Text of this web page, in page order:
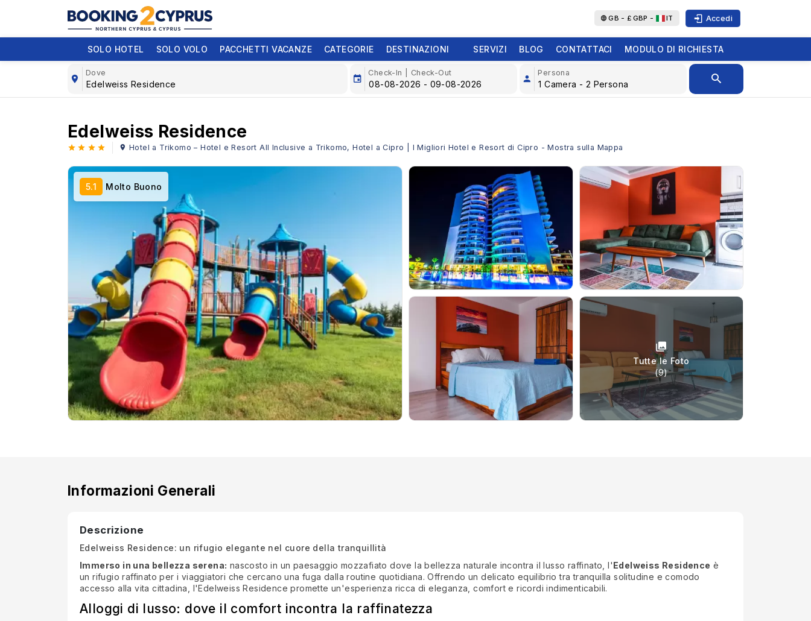
GB - £ GBP - IT Accedi
SOLO HOTEL SOLO VOLO PACCHETTI VACANZE CATEGORIE DESTINAZIONI SERVIZI BLOG CONTATTACI MODULO DI RICHIESTA
Dove Check-In | Check-Out Persona
Edelweiss Residence
Hotel a Trikomo – Hotel e Resort All Inclusive a Trikomo, Hotel a Cipro | I Migliori Hotel e Resort di Cipro - Mostra sulla Mappa
5.1 Molto Buono
Tutte le Foto
(9)
Informazioni Generali
Descrizione
Edelweiss Residence: un rifugio elegante nel cuore della tranquillità
Immerso in una bellezza serena: nascosto in un paesaggio mozzafiato dove la bellezza naturale incontra il lusso raffinato, l'Edelweiss Residence è
un rifugio raffinato per i viaggiatori che cercano una fuga dalla routine quotidiana. Offrendo un delicato equilibrio tra tranquilla solitudine e comodo
accesso alla vita cittadina, l'Edelweiss Residence promette un'esperienza ricca di eleganza, comfort e ricordi indimenticabili.
Alloggi di lusso: dove il comfort incontra la raffinatezza